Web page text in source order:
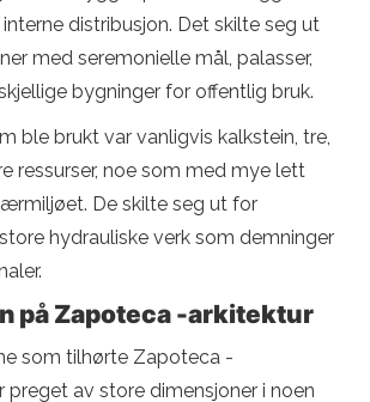
distribusjon. Det skilte seg ut
med seremonielle mål, palasser,
bygninger for offentlig bruk.
ble brukt var vanligvis kalkstein, tre,
ressurser, noe som med mye lett
De skilte seg ut for
hydrauliske verk som demninger
på Zapoteca -arkitektur
som tilhørte Zapoteca -
preget av store dimensjoner i noen